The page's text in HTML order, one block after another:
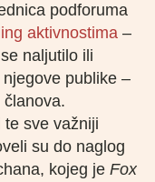
podforuma
aktivnostima –
naljutilo ili
publike –
te sve važniji
su do naglog
kojeg je Fox